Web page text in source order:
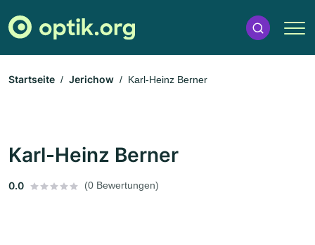
Startseite Jerichow Karl-Heinz Berner
Karl-Heinz Berner
0.0 (0 Bewertungen)